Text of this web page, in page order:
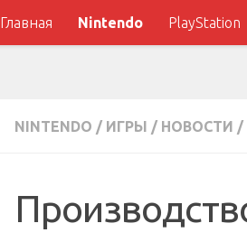
Главная Nintendo PlayStation
NINTENDO / ИГРЫ / НОВОСТИ /